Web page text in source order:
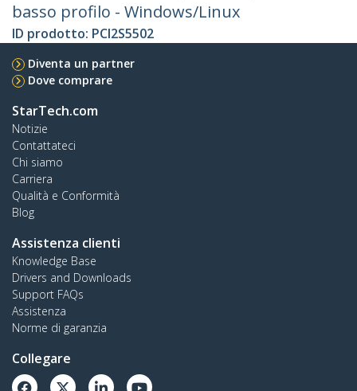
basso profilo - Windows/Linux
ID prodotto: PCI2S5502
Diventa un partner
Dove comprare
StarTech.com
Notizie
Contattateci
Chi siamo
Carriera
Qualità e Conformità
Blog
Assistenza clienti
Knowledge Base
Drivers and Downloads
Support FAQs
Assistenza
Norme di garanzia
Collegare